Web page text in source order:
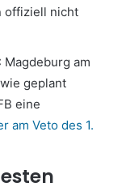
offiziell nicht
am
geplant
eine
am Veto des 1.